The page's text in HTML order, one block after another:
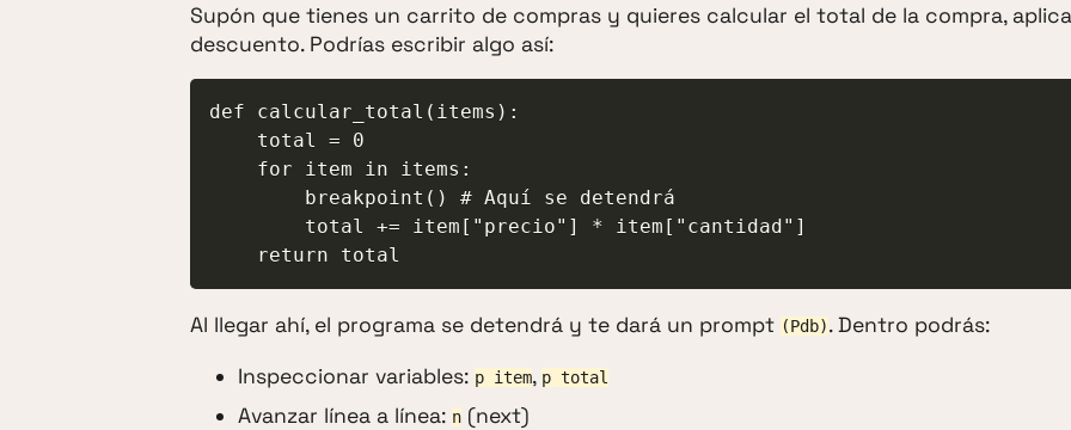
Supón que tienes un carrito de compras y quieres calcular el total de la compra,
descuento. Podrías escribir algo así:
def calcular_total(items):
    return total
Al llegar ahí, el programa se detendrá y te dará un prompt (Pdb). Dentro podrás:
Inspeccionar variables: p item, p total
Avanzar línea a línea: n (next)